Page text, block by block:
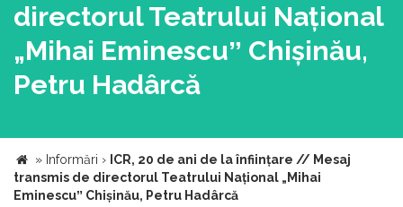
directorul Teatrului Național
„Mihai Eminescuˮ Chișinău,
Petru Hadârcă
» Informări › ICR, 20 de ani de la înființare // Mesaj
transmis de directorul Teatrului Național „Mihai
Eminescuˮ Chișinău, Petru Hadârcă